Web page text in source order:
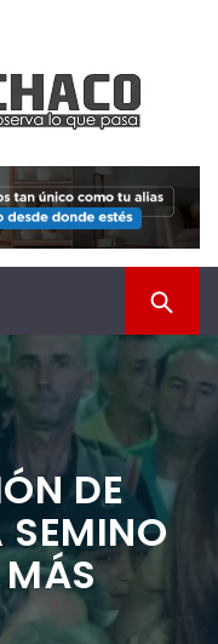
DE
SEMINO
MÁS